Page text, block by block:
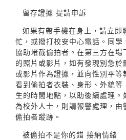
留存證據 提請申訴
如果有帶手機在身上，請立即
忙，或撥打校安中心電話。同
協助堵截偷拍者。在第三方在場
的照片或影片，如有發現別急於
或影片作為證據，並向性別平
看到偷拍者衣裝、身形、外貌
生的時間地點，以助後續處理
為校外人士，則請報警處理，
偷拍者蹤跡。
被偷拍不是你的錯 接納情緒